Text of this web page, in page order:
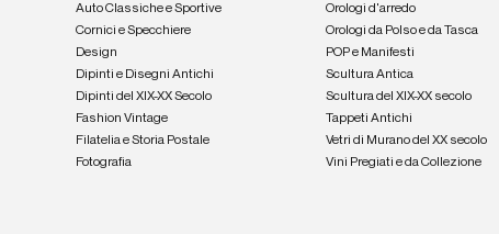
Auto Classiche e Sportive
Cornici e Specchiere
Design
Dipinti e Disegni Antichi
Dipinti del XIX-XX Secolo
Fashion Vintage
Filatelia e Storia Postale
Fotografia
Orologi d'arredo
Orologi da Polso e da Tasca
POP e Manifesti
Scultura Antica
Scultura del XIX-XX secolo
Tappeti Antichi
Vetri di Murano del XX secolo
Vini Pregiati e da Collezione